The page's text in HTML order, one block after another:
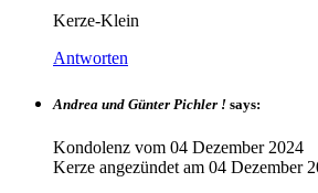
Kerze-Klein
Antworten
Andrea und Günter Pichler ! says:
Kondolenz vom 04 Dezember 2024
Kerze angezündet am 04 Dezember